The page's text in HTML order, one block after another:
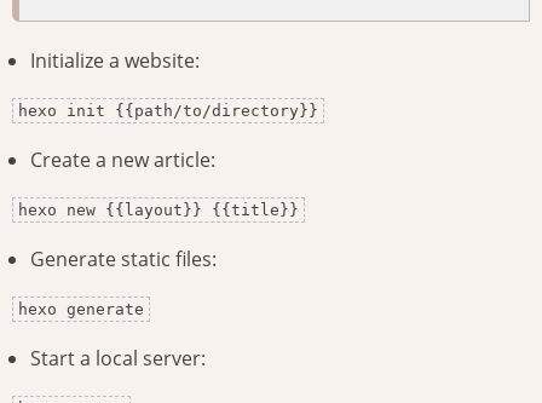
Initialize a website:
hexo init {{path/to/directory}}
Create a new article:
hexo new {{layout}} {{title}}
Generate static files:
hexo generate
Start a local server: